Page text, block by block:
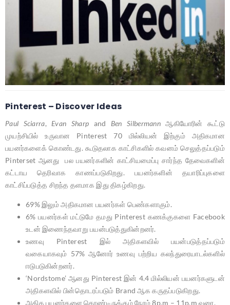
Pinterest – Discover Ideas
Paul Sciarra, Evan Sharp and Ben Silbermannஆகியோரின் கூட்டு
முயற்சியில் உருவான Pinterest 70 மில்லியன் இற்கும் அதிகமான
பயனர்களைக் கொண்டது. கூடுதலாக காட்சிகளில் கவனம் செலுத்தப்படும்
Pinterset ஆனது பல பயனர்களின் காட்சியமைப்பு சார்ந்த தேவைகளின்
கட்டாய தெரிவாக காணப்படுகிறது. பயனர்களின் தயாரிப்புகளை
காட்சிப்படுத்த சிறந்த தளமாக இது திகழ்கிறது.
69% இலும் அதிகமான பயனர்கள் பெண்களாகும்.
6% பயனர்கள் மட்டுமே தமது Pinterest கணக்குகளை Facebook
உடன் இணைந்தவாறு பயன்படுத்துகின்றனர்.
உணவு Pinterest இல் அதிகளவில் பயன்படுத்தப்படும்
வகையாகவும் 57% ஆனோர் உணவு பற்றிய கலந்துரையாடல்களில்
ஈடுபடுகின்றனர்.
‘Nordstome’ ஆனது Pinterest இன் 4.4 மில்லியன் பயனர்களுடன்
அதிகளவில் பின்தொடரப்படும் Brand ஆக கருதப்படுகிறது.
அதிக பயனர்களை கொண்டிருக்கும் நேரம் 8p.m – 11p.m வரை.